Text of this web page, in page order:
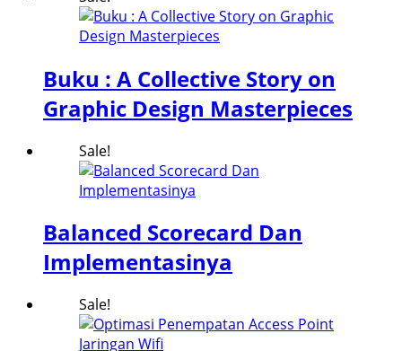
Buku : A Collective Story on
Graphic Design Masterpieces
Sale!
Balanced Scorecard Dan
Implementasinya
Sale!